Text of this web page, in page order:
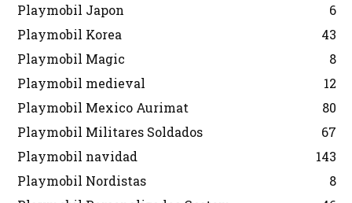
Playmobil Japon
6
Playmobil Korea
43
Playmobil Magic
8
Playmobil medieval
12
Playmobil Mexico Aurimat
80
Playmobil Militares Soldados
67
Playmobil navidad
143
Playmobil Nordistas
8